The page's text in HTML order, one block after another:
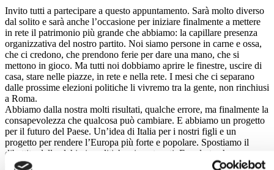
Invito tutti a partecipare a questo appuntamento. Sarà molto diverso
dal solito e sarà anche l’occasione per iniziare finalmente a mettere
in rete il patrimonio più grande che abbiamo: la capillare presenza
organizzativa del nostro partito. Noi siamo persone in carne e ossa,
che ci credono, che prendono ferie per dare una mano, che si
mettono in gioco. Ma tutti noi dobbiamo aprire le finestre, uscire di
casa, stare nelle piazze, in rete e nella rete. I mesi che ci separano
dalle prossime elezioni politiche li vivremo tra la gente, non rinchiusi
a Roma.
Abbiamo dalla nostra molti risultati, qualche errore, ma finalmente la
consapevolezza che qualcosa può cambiare. E abbiamo un progetto
per il futuro del Paese. Un’idea di Italia per i nostri figli e un
progetto per rendere l’Europa più forte e popolare. Spostiamo il
dibattito dalle alchimie politiche ai contenuti. E vedrete che
scatteranno le altrui contraddizioni.